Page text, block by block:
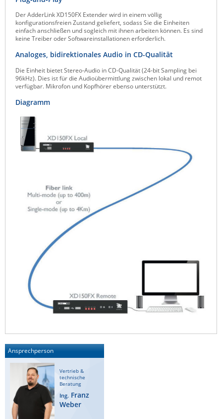
Der AdderLink XD150FX Extender wird in einem völlig
konfigurationsfreien Zustand geliefert, sodass Sie die Einheiten
einfach anschließen und sogleich mit ihnen arbeiten können. Es sind
keine Treiber oder Softwareinstallationen erforderlich.
Analoges, bidirektionales Audio in CD-Qualität
Die Einheit bietet Stereo-Audio in CD-Qualität (24-bit Sampling bei
96kHz). Dies ist für die Audioübermittlung zwischen lokal und remot
verfügbar. Mikrofon und Kopfhörer ebenso unterstützt.
Diagramm
Ansprechperson
Vertrieb &
technische
Beratung
Ing. Franz
Weber